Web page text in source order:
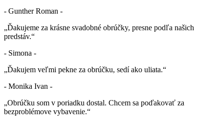
- Gunther Roman -
„Ďakujeme za krásne svadobné obrúčky, presne podľa našich
predstáv.“
- Simona -
„Ďakujem veľmi pekne za obrúčku, sedí ako uliata.“
- Monika Ivan -
„Obrúčku som v poriadku dostal. Chcem sa poďakovať za
bezproblémove vybavenie.“